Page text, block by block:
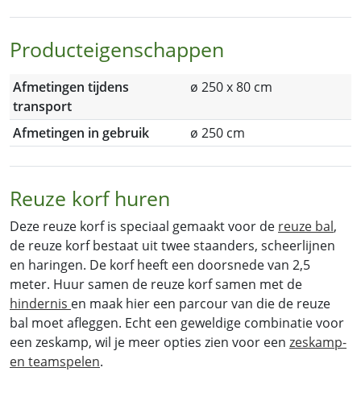
Producteigenschappen
Afmetingen tijdens
transport
ø 250 x 80 cm
Afmetingen in gebruik ø 250 cm
Reuze korf huren
Deze reuze korf is speciaal gemaakt voor de reuze bal,
de reuze korf bestaat uit twee staanders, scheerlijnen
en haringen. De korf heeft een doorsnede van 2,5
meter. Huur samen de reuze korf samen met de
hindernis en maak hier een parcour van die de reuze
bal moet afleggen. Echt een geweldige combinatie voor
een zeskamp, wil je meer opties zien voor een zeskamp-
en teamspelen.